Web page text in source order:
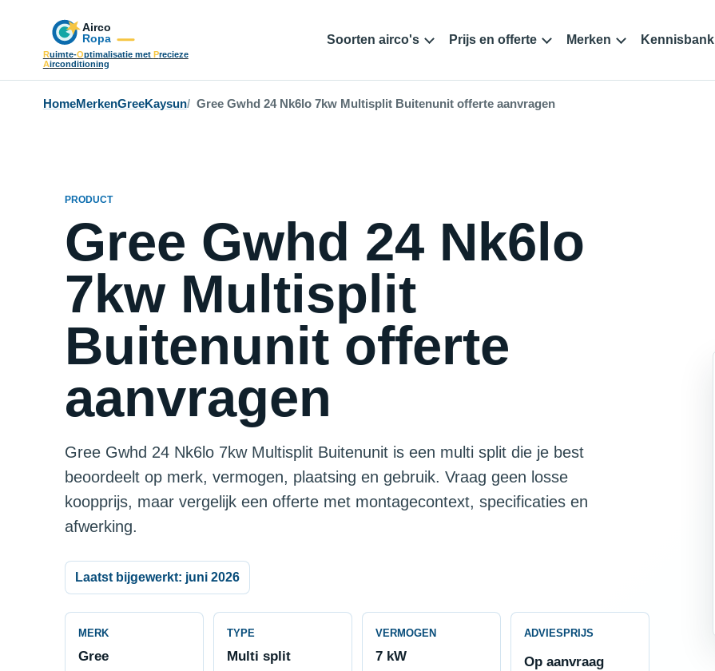
Ruimte-Optimalisatie met Precieze
Airconditioning
Soorten airco's Prijs en offerte Merken Kennisbank
HomeMerkenGreeKaysun Gree Gwhd 24 Nk6lo 7kw Multisplit Buitenunit offerte aanvragen
PRODUCT
Gree Gwhd 24 Nk6lo
7kw Multisplit
Buitenunit offerte
aanvragen
Gree Gwhd 24 Nk6lo 7kw Multisplit Buitenunit is een multi split die je best
beoordeelt op merk, vermogen, plaatsing en gebruik. Vraag geen losse
koopprijs, maar vergelijk een offerte met montagecontext, specificaties en
afwerking.
Laatst bijgewerkt: juni 2026
MERK
Gree
TYPE
Multi split
VERMOGEN
7 kW
ADVIESPRIJS
Op aanvraag